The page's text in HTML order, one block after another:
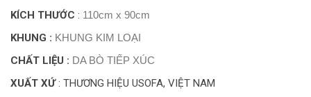
KÍCH THƯỚC : 110cm x 90cm
KHUNG : KHUNG KIM LOẠI
CHẤT LIỆU : DA BÒ TIẾP XÚC
XUẤT XỨ: THƯƠNG HIỆU USOFA, VIỆT NAM